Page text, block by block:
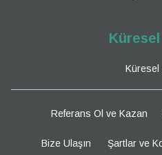
Küresel
Referans Ol ve Kazan
Bize Ulaşın Şartlar ve